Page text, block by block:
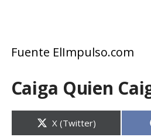
Fuente ElImpulso.com
Caiga Quien
Compartir
en
X (Twitter)